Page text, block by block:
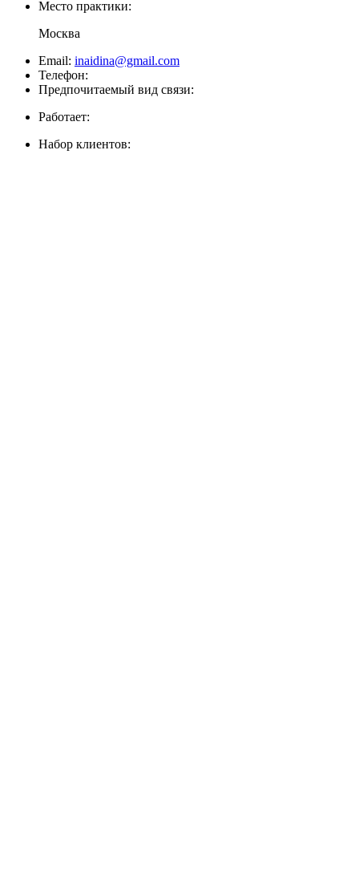
Место практики:
Москва
Email: inaidina@gmail.com
Телефон:
Предпочитаемый вид связи:
Работает:
Набор клиентов: